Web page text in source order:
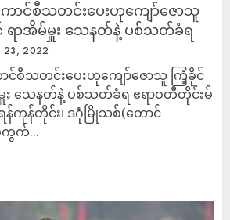
ောင်စီသတင်းပေးဟုကျော်ဇောသူ
ရာအိမ်မှူး သေနတ်နဲ့ ပစ်သတ်ခံရ
23, 2022
င်စီသတင်းပေးဟုကျော်ဇောသူ ကြံ့ခိုင်
း သေနတ်နဲ့ ပစ်သတ်ခံရ ဧရာဝတီတိုင်းမ်
ကုန်တိုင်း၊ ဒဂုံမြိုသစ်(တောင်
ကွက်...